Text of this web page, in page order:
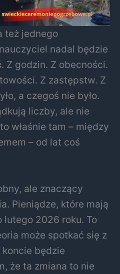
też jednego
nadal będzie
. Z godzin. Z obecności.
Z zastępstw. Z
a czegoś nie było.
liczby, ale nie
właśnie tam – między
– od lat coś
ale znaczący
Pieniądze, które mają
lutego 2026 roku. To
może spotkać się z
będzie
że ta zmiana to nie